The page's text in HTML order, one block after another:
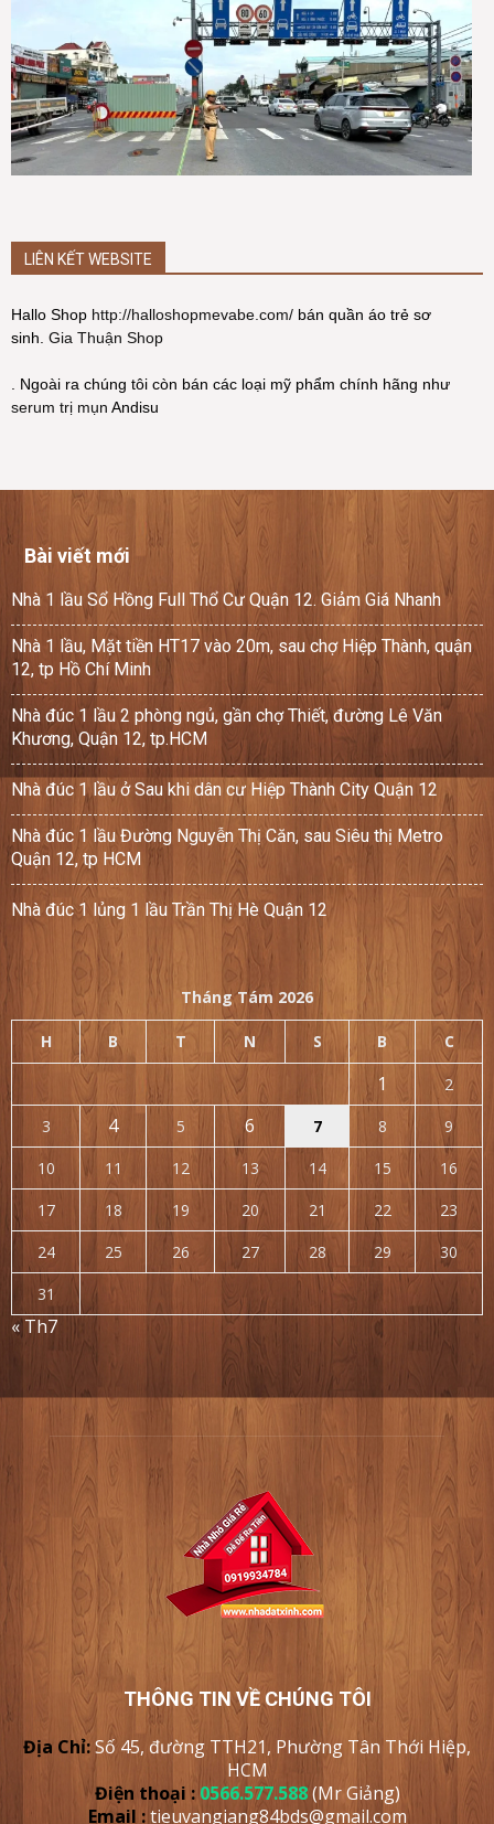
LIÊN KẾT WEBSITE
Hallo Shop http://halloshopmevabe.com/ bán quần áo trẻ sơ
sinh. Gia Thuận Shop
. Ngoài ra chúng tôi còn bán các loại mỹ phẩm chính hãng như
serum trị mụn Andisu
Bài viết mới
Nhà 1 lầu Sổ Hồng Full Thổ Cư Quận 12. Giảm Giá Nhanh
Nhà 1 lầu, Mặt tiền HT17 vào 20m, sau chợ Hiệp Thành, quận
12, tp Hồ Chí Minh
Nhà đúc 1 lầu 2 phòng ngủ, gần chợ Thiết, đường Lê Văn
Khương, Quận 12, tp.HCM
Nhà đúc 1 lầu ở Sau khi dân cư Hiệp Thành City Quận 12
Nhà đúc 1 lầu Đường Nguyễn Thị Căn, sau Siêu thị Metro
Quận 12, tp HCM
Nhà đúc 1 lủng 1 lầu Trần Thị Hè Quận 12
Tháng Tám 2026
H B T N S B C
1
2
3
4 5 6 7 8
9
10
11 12 13 14 15
16
17
18 19 20 21 22
23
24
25 26 27 28 29
30
31
« Th7
THÔNG TIN VỀ CHÚNG TÔI
Địa Chỉ:Số 45, đường TTH21, Phường Tân Thới Hiệp,
HCM
Điện thoại : 0566.577.588 (Mr Giảng)
Email :tieuvangiang84bds@gmail.com